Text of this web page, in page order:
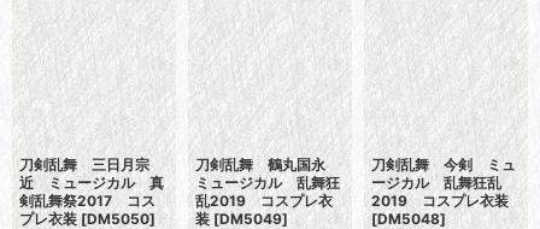
刀剣乱舞 三日月宗
近 ミュージカル 真
剣乱舞祭2017 コス
プレ衣装 [DM5050]
刀剣乱舞 鶴丸国永
ミュージカル 乱舞狂
乱2019 コスプレ衣
装 [DM5049]
刀剣乱舞 今剣 ミュ
ージカル 乱舞狂乱
2019 コスプレ衣装
[DM5048]